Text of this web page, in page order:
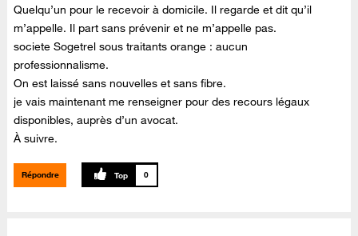
Quelqu’un pour le recevoir à domicile. Il regarde et dit qu’il
m’appelle. Il part sans prévenir et ne m’appelle pas.
societe Sogetrel sous traitants orange : aucun
professionnalisme.
On est laissé sans nouvelles et sans fibre.
je vais maintenant me renseigner pour des recours légaux
disponibles, auprès d’un avocat.
À suivre.
Répondre 0